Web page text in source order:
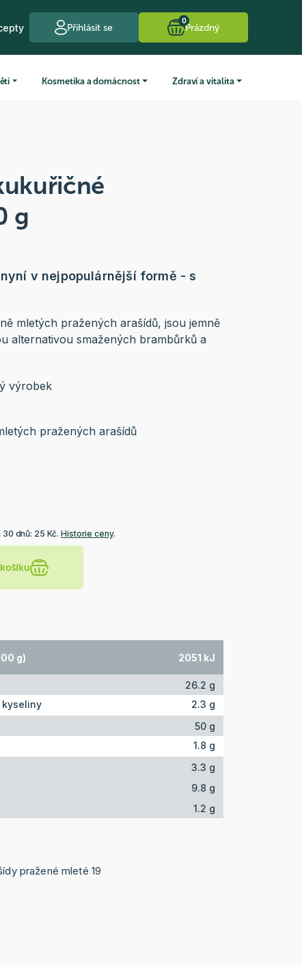
Přihlásit se
0
Prázdný
Kosmetika a domácnost Zdraví a vitalita
g
v nejpopulárnější formě - s
mletých pražených arašídů, jsou jemně
alternativou smažených brambůrků a
výrobek
pražených arašídů
30 dnů: 25 Kč.Historie ceny.
g) 2051 kJ
26.2 g
kyseliny
2.3 g
50 g
1.8 g
3.3 g
9.8 g
1.2 g
pražené mleté 19